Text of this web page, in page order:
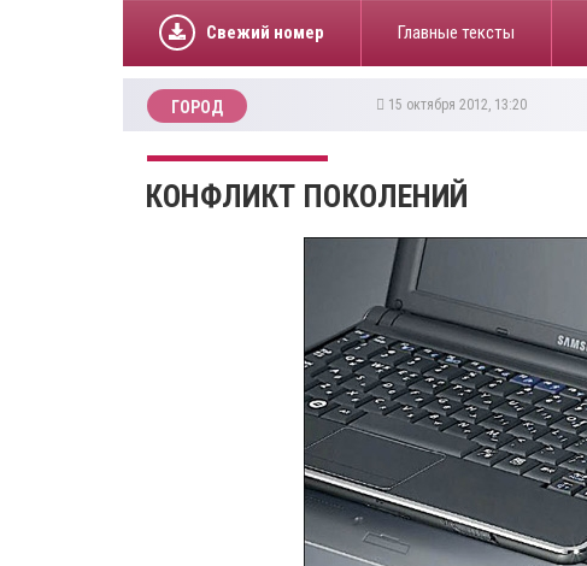
Свежий номер Главные тексты
ГОРОД 15 октября 2012, 13:20
КОНФЛИКТ ПОКОЛЕНИЙ